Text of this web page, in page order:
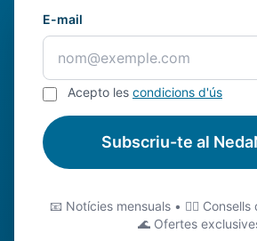
E-mail
Acepto les condicions d'ús
Subscriu-te al
📧 Notícies mensuals • 🏊‍♂️
🌊 Ofertes